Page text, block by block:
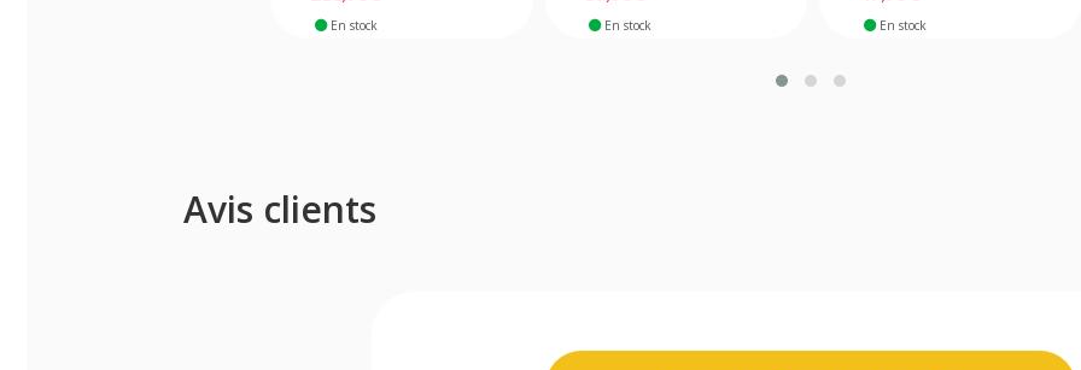
En stock En stock En stock
Avis clients